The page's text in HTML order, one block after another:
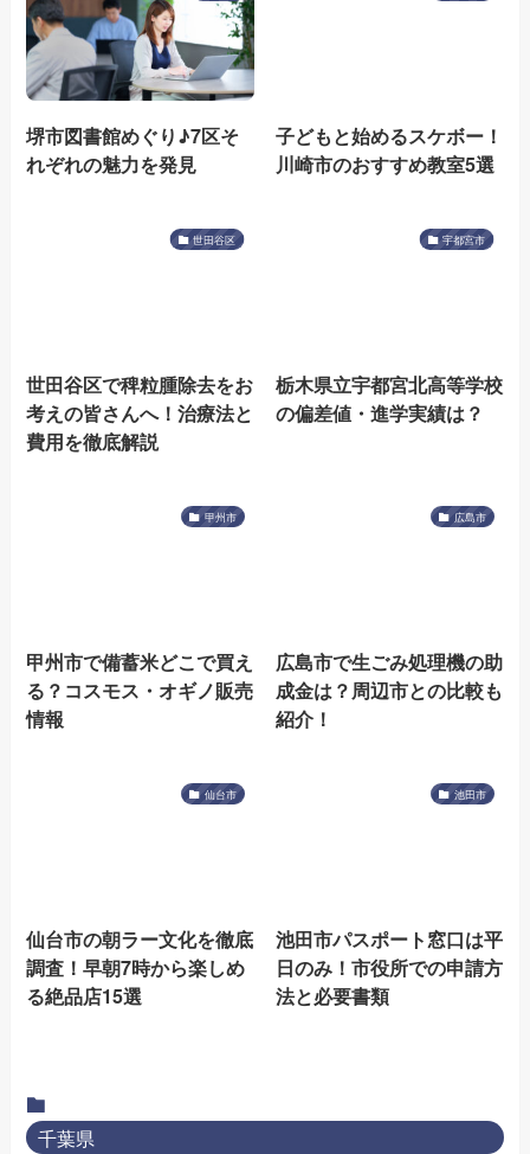
堺市図書館めぐり♪7区そ
れぞれの魅力を発見
子どもと始めるスケボー！
川崎市のおすすめ教室5選
世田谷区
世田谷区で稗粒腫除去をお
考えの皆さんへ！治療法と
費用を徹底解説
宇都宮市
栃木県立宇都宮北高等学校
の偏差値・進学実績は？
甲州市
甲州市で備蓄米どこで買え
る？コスモス・オギノ販売
情報
広島市
広島市で生ごみ処理機の助
成金は？周辺市との比較も
紹介！
仙台市
仙台市の朝ラー文化を徹底
調査！早朝7時から楽しめ
る絶品店15選
池田市
池田市パスポート窓口は平
日のみ！市役所での申請方
法と必要書類
千葉県